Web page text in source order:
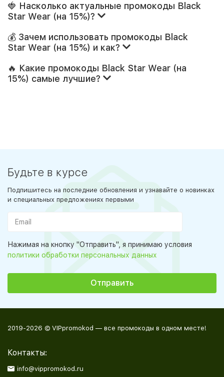
🍓 Насколько актуальные промокоды Black
Star Wear (на 15%)?
💰 Зачем использовать промокоды Black
Star Wear (на 15%) и как?
🔥 Какие промокоды Black Star Wear (на
15%) самые лучшие?
Будьте в курсе
Подпишитесь на последние обновления и узнавайте о новинках
и специальных предложениях первыми
Нажимая на кнопку "Отправить", я принимаю условия
политики обработки персональных данных
2019-2026 © VIPpromokod — все промокоды в одном месте!
Контакты:
info@vippromokod.ru